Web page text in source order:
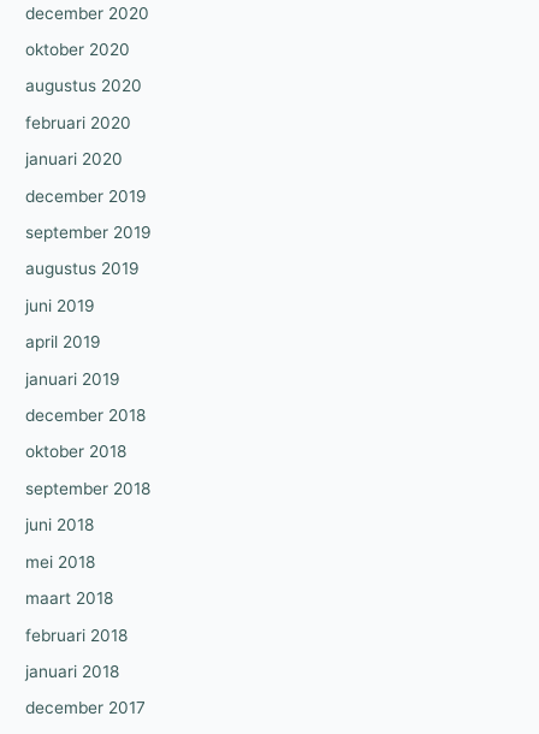
december 2020
oktober 2020
augustus 2020
februari 2020
januari 2020
december 2019
september 2019
augustus 2019
juni 2019
april 2019
januari 2019
december 2018
oktober 2018
september 2018
juni 2018
mei 2018
maart 2018
februari 2018
januari 2018
december 2017